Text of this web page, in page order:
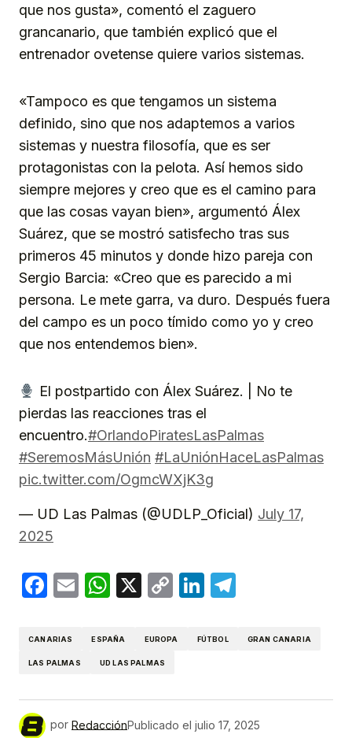
que nos gusta», comentó el zaguero
grancanario, que también explicó que el
entrenador ovetense quiere varios sistemas.
«Tampoco es que tengamos un sistema
definido, sino que nos adaptemos a varios
sistemas y nuestra filosofía, que es ser
protagonistas con la pelota. Así hemos sido
siempre mejores y creo que es el camino para
que las cosas vayan bien», argumentó Álex
Suárez, que se mostró satisfecho tras sus
primeros 45 minutos y donde hizo pareja con
Sergio Barcia: «Creo que es parecido a mi
persona. Le mete garra, va duro. Después fuera
del campo es un poco tímido como yo y creo
que nos entendemos bien».
El postpartido con Álex Suárez. | No te
pierdas las reacciones tras el
encuentro.#OrlandoPiratesLasPalmas
#SeremosMásUnión #LaUniónHaceLasPalmas
pic.twitter.com/OgmcWXjK3g
— UD Las Palmas (@UDLP_Oficial) July 17,
2025
Facebook
EmailWhatsApp
X
CopyLinkedIn
CANARIAS ESPAÑA EUROPA FÚTBOL GRAN CANARIA
LAS PALMAS UD LAS PALMAS
por RedacciónPublicado el julio 17, 2025